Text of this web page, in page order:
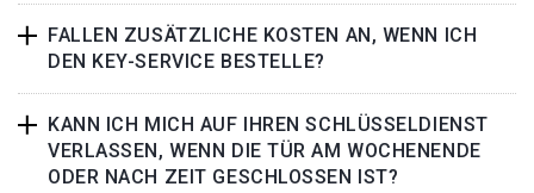
FALLEN ZUSÄTZLICHE KOSTEN AN, WENN ICH
DEN KEY-SERVICE BESTELLE?
KANN ICH MICH AUF IHREN SCHLÜSSELDIENST
VERLASSEN, WENN DIE TÜR AM WOCHENENDE
ODER NACH ZEIT GESCHLOSSEN IST?